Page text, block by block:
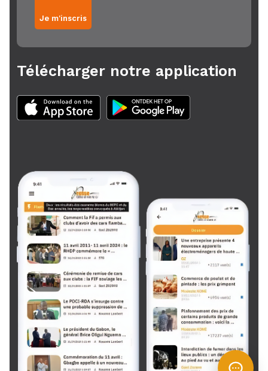
Je m'inscris
Télécharger notre application